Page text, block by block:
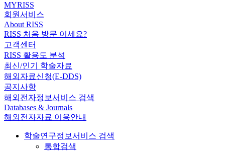
MYRISS
회원서비스
About RISS
RISS 처음 방문 이세요?
고객센터
RISS 활용도 분석
최신/인기 학술자료
해외자료신청(E-DDS)
공지사항
해외전자정보서비스 검색
Databases & Journals
해외전자자료 이용안내
학술연구정보서비스 검색
통합검색